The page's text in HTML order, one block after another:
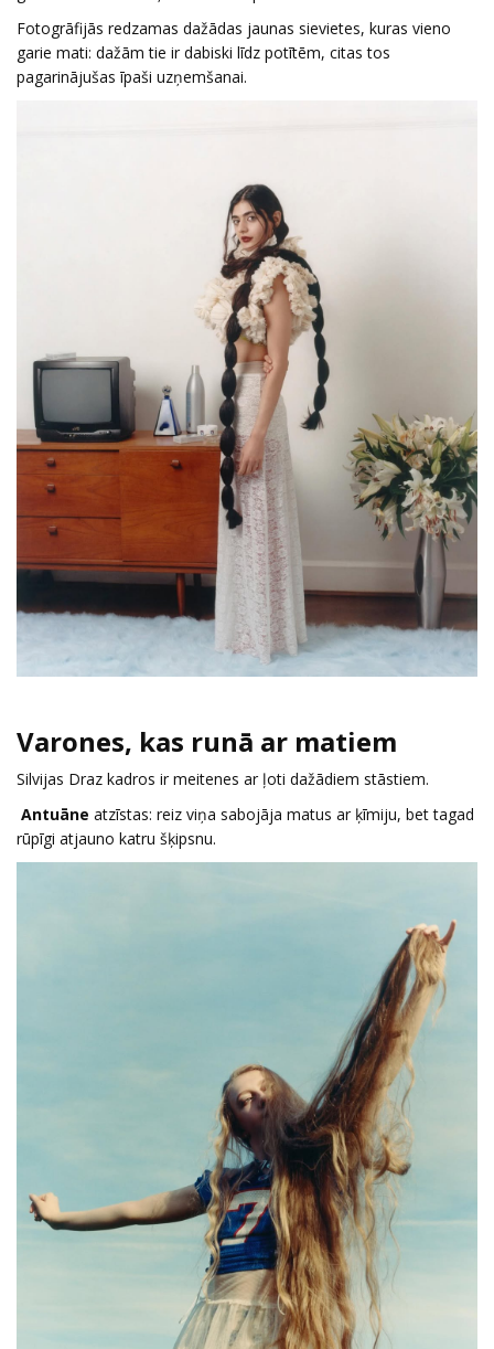
Fotogrāfijās redzamas dažādas jaunas sievietes, kuras vieno
garie mati: dažām tie ir dabiski līdz potītēm, citas tos
pagarinājušas īpaši uzņemšanai.
Varones, kas runā ar matiem
Silvijas Draz kadros ir meitenes ar ļoti dažādiem stāstiem.
Antuāne atzīstas: reiz viņa sabojāja matus ar ķīmiju, bet tagad
rūpīgi atjauno katru šķipsnu.